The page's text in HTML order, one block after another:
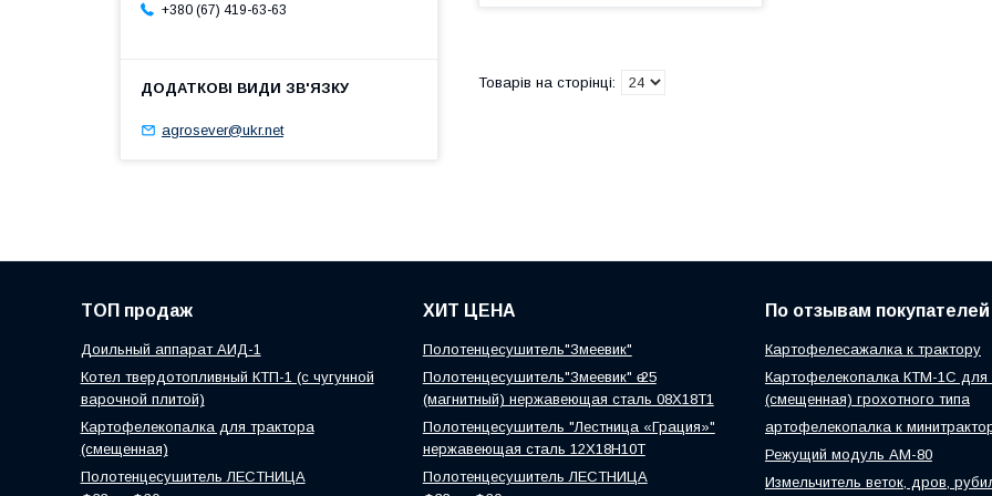
+380 (67) 419-63-63
agrosever@ukr.net
ТОП продаж
Доильный аппарат АИД-1
Котел твердотопливный КТП-1 (с чугунной
варочной плитой)
Картофелекопалка для трактора
(смещенная)
Полотенцесушитель ЛЕСТНИЦА
ХИТ ЦЕНА
Полотенцесушитель"Змеевик"
Полотенцесушитель"Змеевик" ө 25
(магнитный) нержавеющая сталь 08Х18Т1
Полотенцесушитель "Лестница «Грация»"
нержавеющая сталь 12Х18Н10Т
Полотенцесушитель ЛЕСТНИЦА
По отзывам покупателей
Картофелесажалка к трактору
Картофелекопалка КТМ-1С для
(смещенная) грохотного типа
артофелекопалка к
Режущий модуль АМ-80
Измельчитель веток, дров,